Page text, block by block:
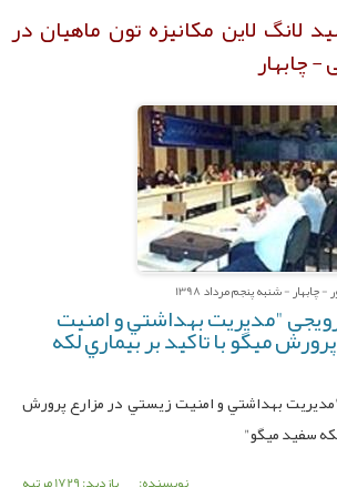
لانگ لاین مکانیزه تون ماهیان در
چابهار
- شنبه پنجم مرداد 1398
"مديريت بهداشتي و امنيت
ميگو با تاكيد بر بيماري لكه
بهداشتي و امنيت زيستي در مزارع پرورش
لكه سفيد ميگو"